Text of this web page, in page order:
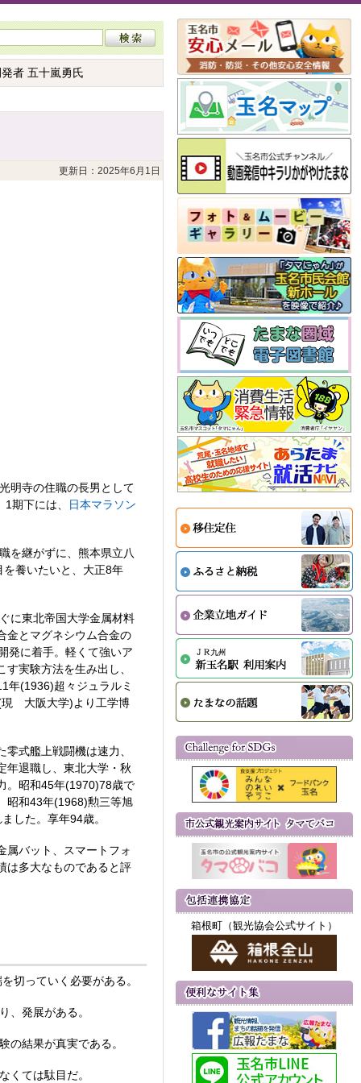
者 五十嵐勇氏
更新日：2025年6月1日
寺の住職の長男として
期下には、
日本マラソン
を継がずに、熊本県立八
養いたいと、大正8年
に東北帝国大学金属材料
金とマグネシウム合金の
発に着手。軽くて強いア
実験方法を生み出し、
年(1936)超々ジュラルミ
現 大阪大学)より工学博
式艦上戦闘機は速力、
年退職し、東北大学・秋
。昭和45年(1970)78歳で
昭和43年(1968)勲三等旭
した。享年94歳。
属バット、スマートフォ
は多大なものであると評
切っていく必要がある。
、発展がある。
の結果が真実である。
くては駄目だ。
箱根町（観光協会公式サイト）